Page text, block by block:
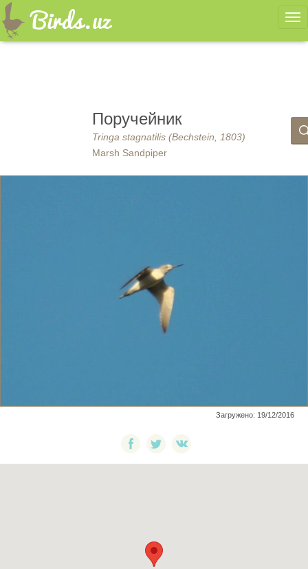
Поручейник
Tringa stagnatilis (Bechstein, 1803)
Marsh Sandpiper
Загружено: 19/12/2016